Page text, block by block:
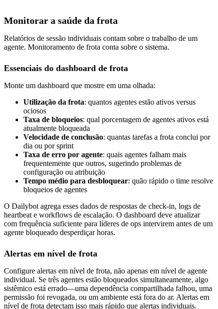
Monitorar a saúde da frota
Relatórios de sessão individuais contam sobre o trabalho de um
agente. Monitoramento de frota conta sobre o sistema.
Essenciais do dashboard de frota
Monte um dashboard que mostre em uma olhada:
Utilização da frota: quantos agentes estão ativos versus
ociosos
Taxa de bloqueios: qual porcentagem de agentes ativos está
atualmente bloqueada
Velocidade de conclusão: quantas tarefas a frota conclui por
dia ou por sprint
Taxa de erro por agente: quais agentes falham mais
frequentemente que outros, sugerindo problemas de
configuração ou atribuição
Tempo médio para desbloquear: quão rápido o time resolve
bloqueios de agentes
O Dailybot agrega esses dados de respostas de check-in, logs de
heartbeat e workflows de escalação. O dashboard deve atualizar
com frequência suficiente para líderes de ops intervirem antes de um
agente bloqueado desperdiçar horas.
Alertas em nível de frota
Configure alertas em nível de frota, não apenas em nível de agente
individual. Se três agentes estão bloqueados simultaneamente, algo
sistêmico está errado—uma dependência compartilhada falhou, uma
permissão foi revogada, ou um ambiente está fora do ar. Alertas em
nível de frota detectam isso mais rápido que alertas individuais.